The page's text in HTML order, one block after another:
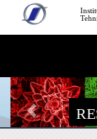
Skip to main content